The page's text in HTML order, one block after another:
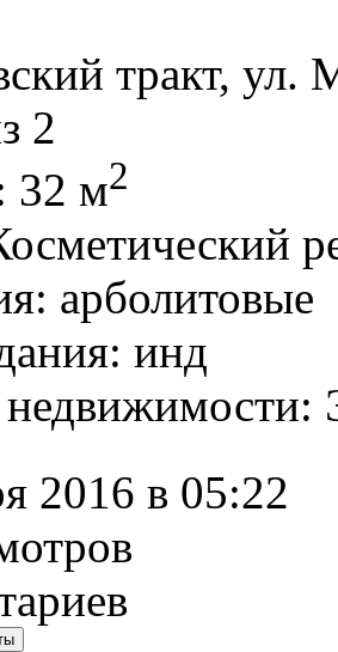
тракт, ул.
2
32 м2
: арболитовые
: инд
недвижимости:
2016 в 05:22